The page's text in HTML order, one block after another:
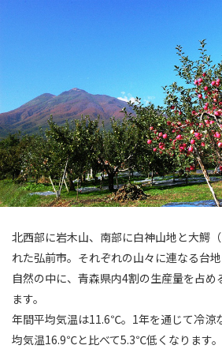
北西部に岩木山、南部に白神山地と大鰐
れた弘前市。それぞれの山々に連なる台
自然の中に、青森県内4割の生産量を占め
ます。
年間平均気温は11.6℃。1年を通じて冷涼
均気温16.9℃と比べて5.3℃低くなります。